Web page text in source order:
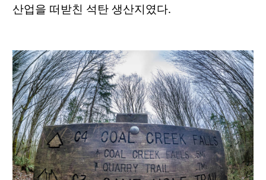
산업을 떠받친 석탄 생산지였다.